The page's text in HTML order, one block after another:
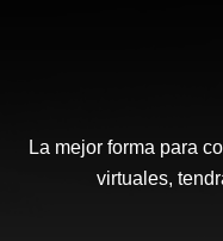
La mejor forma para
virtuales,